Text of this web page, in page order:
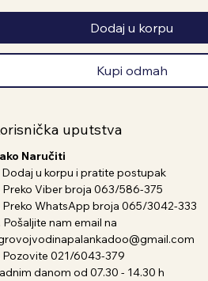
Dodaj u korpu
Kupi odmah
uputstva
Naručiti
Dodaj u korpu i pratite postupak
Preko Viber broja 063/586-375
Preko WhatsApp broja 065/3042-333
Pošaljite nam email na
Pozovite 021/6043-379
danom od 07.30 - 14.30 h